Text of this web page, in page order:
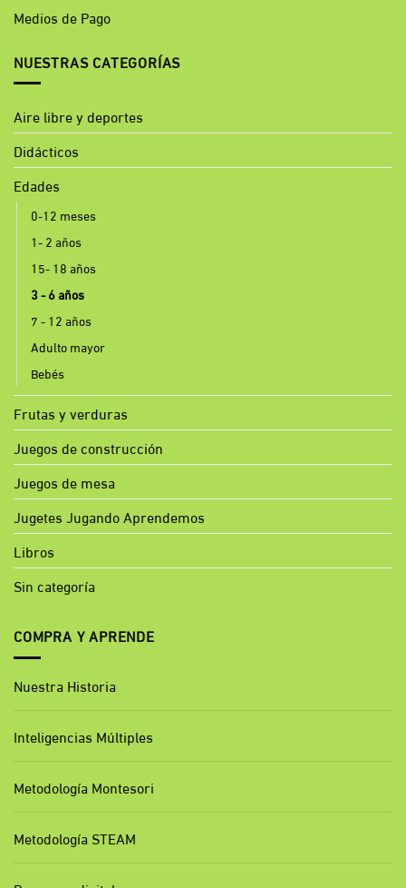
Medios de Pago
NUESTRAS CATEGORÍAS
Aire libre y deportes
Didácticos
Edades
0-12 meses
1- 2 años
15- 18 años
3 - 6 años
7 - 12 años
Adulto mayor
Bebés
Frutas y verduras
Juegos de construcción
Juegos de mesa
Jugetes Jugando Aprendemos
Libros
Sin categoría
COMPRA Y APRENDE
Nuestra Historia
Inteligencias Múltiples
Metodología Montesori
Metodología STEAM